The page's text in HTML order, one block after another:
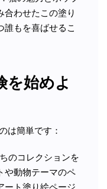
合わせたこの塗り
誰もを喜ばせるこ
を始めよ
は簡単です：
のコレクションを
や動物テーマのペ